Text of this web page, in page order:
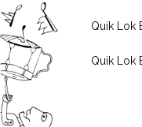
Quik
Quik